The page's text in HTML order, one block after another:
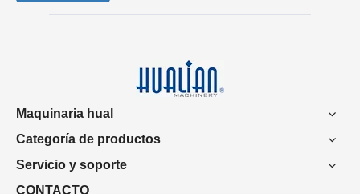
Maquinaria hual
Categoría de productos
Servicio y soporte
CONTACTO